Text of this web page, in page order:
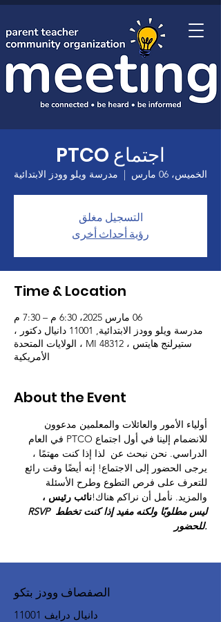
الصفحة الرئيسية
اجتماع PTCO
الخميس، 06 مارس
  |
مدرسة ويلو وودز الابتدائية
التسجيل مغلق
رؤية أحداث أخرى
Time & Location
06 مارس 2025، 6:30 م – 7:30 م
مدرسة ويلو وودز الابتدائية, 11001 دانيال دكتور ،
ستيرلنج هايتس ، MI 48312 ، الولايات المتحدة
الأمريكية
About the Event
أولياء الأمور والعائلات والمعلمين مدعوون
للانضمام إلينا في أول اجتماع PTCO في العام
الدراسي. نحن نبحث عن لذا إذا كنت مهتمًا ،
يرجى الحضور إلى الاجتماع! إنه أيضًا وقت رائع
للتعرف على فرص التطوع وطرح الأسئلة
والمزيد. نأمل أن نراكم هناك!نائب رئيس ،
RSVP ليس مطلوبًا ولكنه مفيد إذا كنت تخطط
للحضور.
الصفصاف وودز بتكو
11001 دانيال درايف